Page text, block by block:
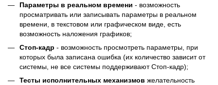
Параметры в реальном времени - возможность
просматривать или записывать параметры в реальном
времени, в текстовом или графическом виде, есть
возможность наложения графиков;
Cтоп-кадр - возможность просмотреть параметры, при
которых была записана ошибка (их количество зависит от
системы, не все системы поддерживают Стоп-кадр);
Тесты исполнительных механизмов желательность